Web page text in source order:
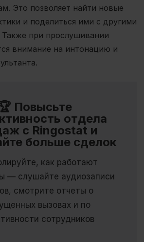
Это позволяет найти новые
и поделиться ими с другими
Также при прослушивании
внимание на интонацию и
Повысьте
отдела
с Ringostat и
больше сделок
как работают
— слушайте аудиозаписи
смотрите отчеты о
вызовах и по
сотрудников